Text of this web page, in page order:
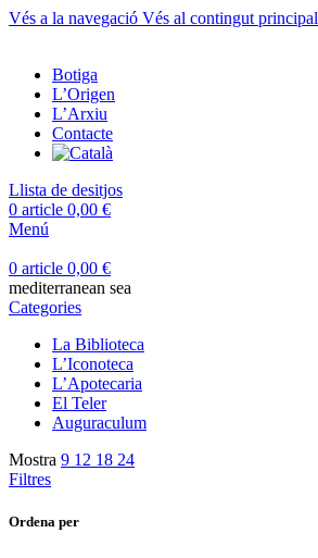
Vés a la navegació Vés al contingut principal
Botiga
L’Origen
L’Arxiu
Contacte
Llista de desitjos
0 article 0,00 €
Menú
0 article 0,00 €
mediterranean sea
Categories
La Biblioteca
L’Iconoteca
L’Apotecaria
El Teler
Auguraculum
Mostra 9 12 18 24
Filtres
Ordena per